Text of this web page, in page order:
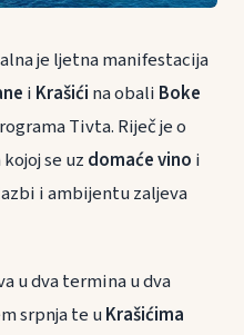
je ljetna manifestacija
i Krašići na obali Boke
Tivta. Riječ je o
se uz domaće vino i
i ambijentu zaljeva
u dva termina u dva
srpnja te uKrašićima